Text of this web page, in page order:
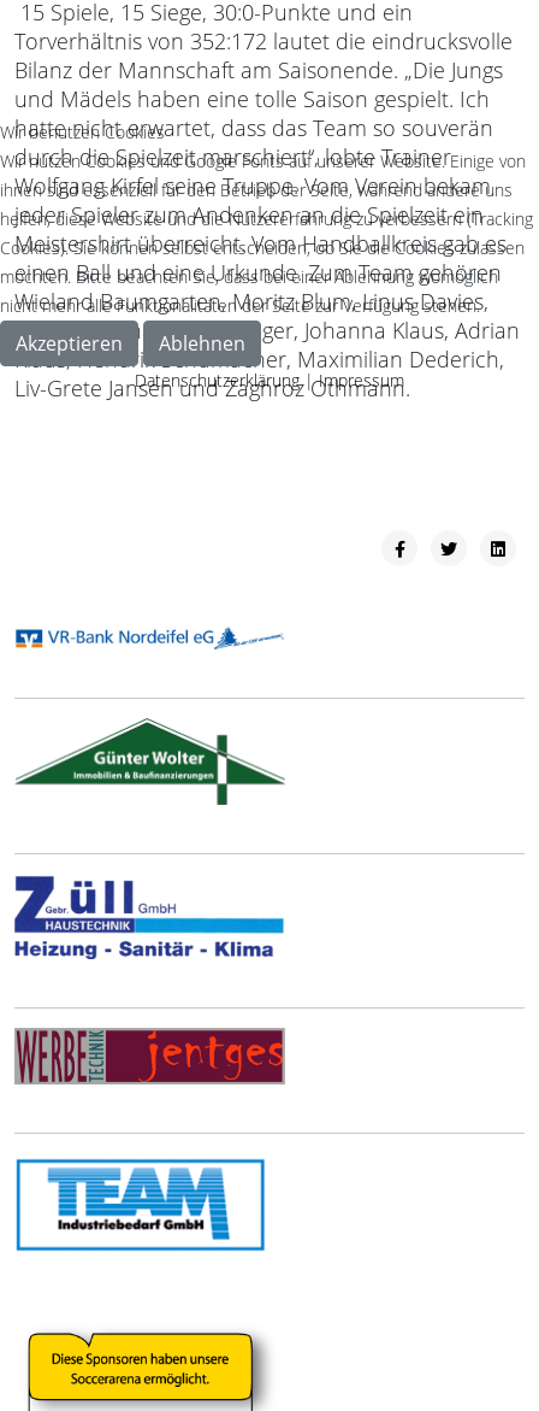
15 Spiele, 15 Siege, 30:0-Punkte und ein
Torverhältnis von 352:172 lautet die eindrucksvolle
Bilanz der Mannschaft am Saisonende. „Die Jungs
und Mädels haben eine tolle Saison gespielt. Ich
hatte nicht erwartet, dass das Team so souverän
durch die Spielzeit marschiert“, lobte Trainer
Wolfgang Kirfel seine Truppe. Vom Verein bekam
jeder Spieler zum Andenken an die Spielzeit ein
Meistershirt überreicht. Vom Handballkreis gab es
einen Ball und eine Urkunde. Zum Team gehören
Wieland Baumgarten, Moritz Blum, Linus Davies,
Malte Reinshagen, Jan Reger, Johanna Klaus, Adrian
Klaus, Hendrik Schumacher, Maximilian Dederich,
Liv-Grete Jansen und Zaghroz Othmann.
Wir benutzen Cookies
Wir nutzen Cookies und Google Fonts auf unserer Website. Einige von
ihnen sind essenziell für den Betrieb der Seite, während andere uns
helfen, diese Website und die Nutzererfahrung zu verbessern (Tracking
Cookies). Sie können selbst entscheiden, ob Sie die Cookies zulassen
möchten. Bitte beachten Sie, dass bei einer Ablehnung womöglich
nicht mehr alle Funktionalitäten der Seite zur Verfügung stehen.
Akzeptieren Ablehnen
Datenschutzerklärung|Impressum